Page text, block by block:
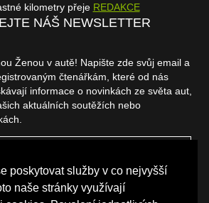
poskytovat služby v co nejvyšší
naše stránky využívají
kilometry přeje REDAKCE
NÁŠ NEWSLETTER
Ženou v autě! Napište zde svůj email a
čtenářkám, které od nás
informace o novinkách ze světa aut,
aktuálních soutěžích nebo
NAŠI PARTNEŘI